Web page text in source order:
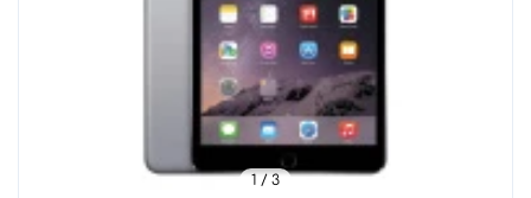
1 / 3